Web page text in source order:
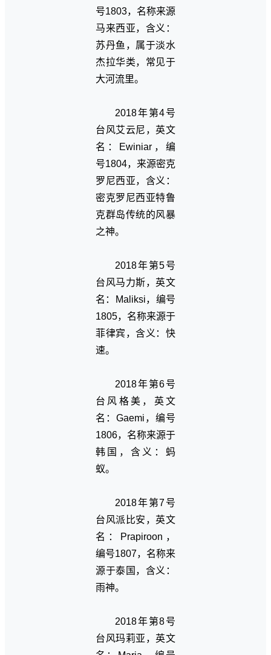
号1803，名称来源
马来西亚，含义：
苏丹鱼，属于淡水
杰拉华类，常见于
大河流里。
2018年第4号
台风艾云尼，英文
名：Ewiniar，编
号1804，来源密克
罗尼西亚，含义：
密克罗尼西亚特鲁
克群岛传统的风暴
之神。
2018年第5号
台风马力斯，英文
名：Maliksi，编号
1805，名称来源于
菲律宾，含义：快
速。
2018年第6号
台风格美，英文
名：Gaemi，编号
1806，名称来源于
韩国，含义：蚂
蚁。
2018年第7号
台风派比安，英文
名：Prapiroon，
编号1807，名称来
源于泰国，含义：
雨神。
2018年第8号
台风玛莉亚，英文